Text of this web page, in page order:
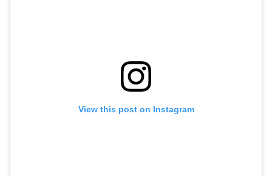
View this post on Instagram